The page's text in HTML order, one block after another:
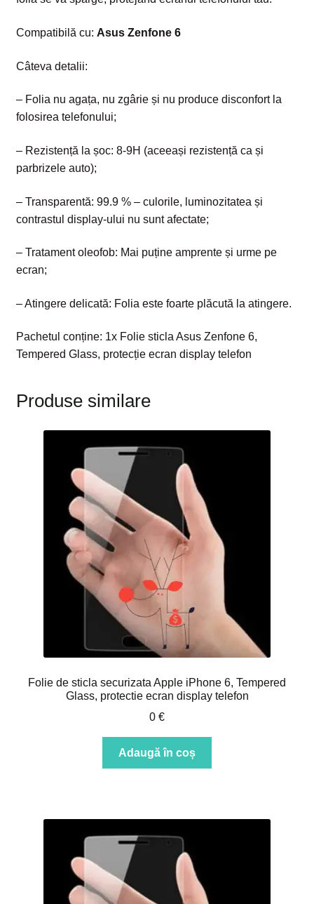
Compatibilă cu: Asus Zenfone 6
Câteva detalii:
– Folia nu agața, nu zgârie și nu produce disconfort la
folosirea telefonului;
– Rezistență la șoc: 8-9H (aceeași rezistență ca și
parbrizele auto);
– Transparentă: 99.9 % – culorile, luminozitatea și
contrastul display-ului nu sunt afectate;
– Tratament oleofob: Mai puține amprente și urme pe
ecran;
– Atingere delicată: Folia este foarte plăcută la atingere.
Pachetul conține: 1x Folie sticla Asus Zenfone 6,
Tempered Glass, protecție ecran display telefon
Produse similare
Folie de sticla securizata Apple iPhone 6, Tempered
Glass, protectie ecran display telefon
0 €
Adaugă în coș